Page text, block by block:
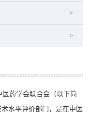
药学会联合会（以下简
水平评价部门，是在中医